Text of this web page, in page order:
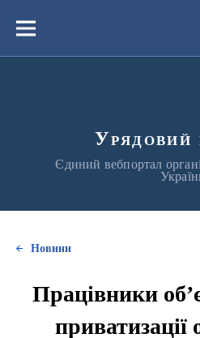
вмістуМеню
Урядовий
Єдиний вебпортал
Новини
Працівники